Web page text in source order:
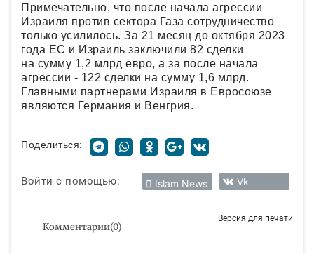
Примечательно, что после начала агрессии
Израиля против сектора Газа сотрудничество
только усилилось. За 21 месяц до октября 2023
года ЕС и Израиль заключили 82 сделки
на сумму 1,2 млрд евро, а за после начала
агрессии - 122 сделки на сумму 1,6 млрд.
Главными партнерами Израиля в Евросоюзе
являются Германия и Венгрия.
Поделиться:
Войти с помощью: Islam News Vk
Комментарии(0)
Версия для печати